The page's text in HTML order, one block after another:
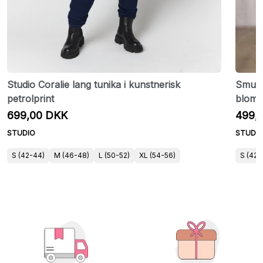
Studio Coralie lang tunika i kunstnerisk
petrolprint
699,00 DKK
STUDIO
S (42-44) M (46-48) L (50-52) XL (54-56)
STUDIO
S (42-